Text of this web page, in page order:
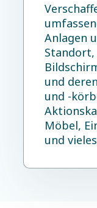
Anlagen
Standort,
und
und -
Möbel,
und